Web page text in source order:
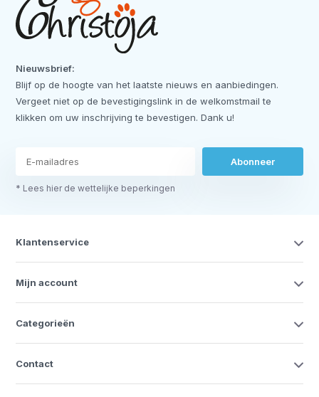
Nieuwsbrief:
Blijf op de hoogte van het laatste nieuws en aanbiedingen.
Vergeet niet op de bevestigingslink in de welkomstmail te
klikken om uw inschrijving te bevestigen. Dank u!
Abonneer
* Lees hier de wettelijke beperkingen
Klantenservice
Mijn account
Categorieën
Contact